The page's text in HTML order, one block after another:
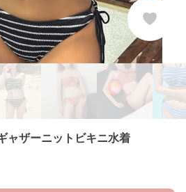
ャザーニットビキニ水着